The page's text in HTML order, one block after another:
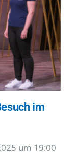
im
um 19:00